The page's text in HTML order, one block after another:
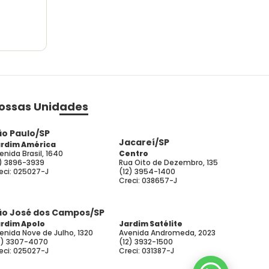
Unidades
Paulo/SP
América
Brasil, 1640
3896-3939
025027-J
Jacareí/SP
Centro
Rua Oito de Dezembro, 135
(12) 3954-1400
Creci: 038657-J
José dos Campos/SP
Apolo
Nove de Julho, 1320
3307-4070
025027-J
Jardim Satélite
Avenida Andromeda, 2023
(12) 3932-1500
Creci: 031387-J